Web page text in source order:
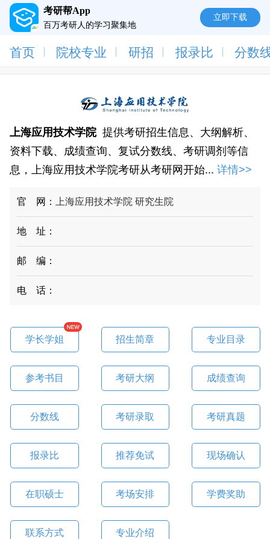
考研帮App
百万考研人的学习聚集地
立即下载
首页 院校专业 研招 报录比 分数
上海应用技术学院 提供考研招生信息、大纲解析、
资料下载、成绩查询、复试分数线、考研调剂等信
息，上海应用技术学院考研从考研网开始... 详情>>
官 网： 上海应用技术学院 研究生院
地 址：
邮 编：
电 话：
学长学姐 招生简章 专业目录
参考书目 考研大纲 成绩查询
分数线 考研录取 考研真题
报录比 推荐免试 现场确认
在职硕士 考场安排 学费奖助
联系方式 专业介绍